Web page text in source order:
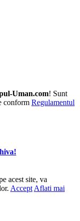
Uman.com! Sunt
conform Regulamentul
acest site, va
Accept Aflati mai